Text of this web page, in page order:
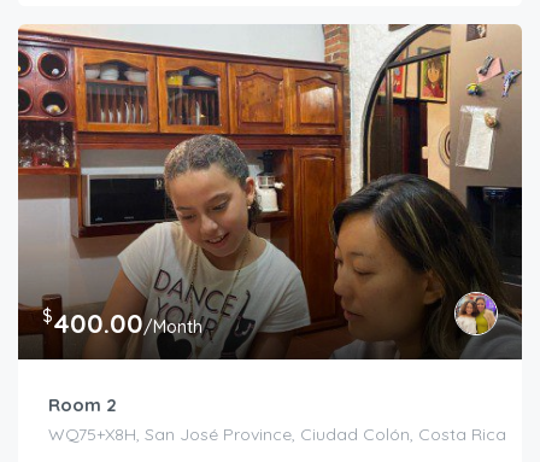
$400.00/Month
Room 2
WQ75+X8H, San José Province, Ciudad Colón, Costa Rica